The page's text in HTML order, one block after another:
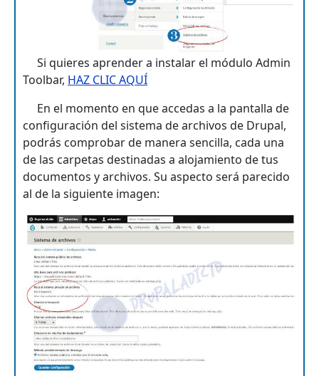
Si quieres aprender a instalar el módulo Admin
Toolbar, HAZ CLIC AQUÍ
En el momento en que accedas a la pantalla de
configuración del sistema de archivos de Drupal,
podrás comprobar de manera sencilla, cada una
de las carpetas destinadas a alojamiento de tus
documentos y archivos. Su aspecto será parecido
al de la siguiente imagen: